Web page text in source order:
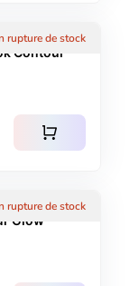
rupture de stock
Contour
shopping_cart
rupture de stock
Glow